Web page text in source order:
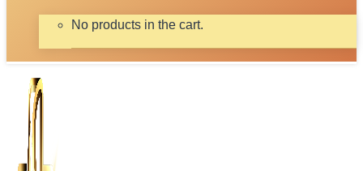
No products in the cart.